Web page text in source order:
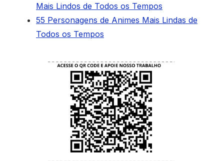
Mais Lindos de Todos os Tempos
55 Personagens de Animes Mais Lindas de
Todos os Tempos